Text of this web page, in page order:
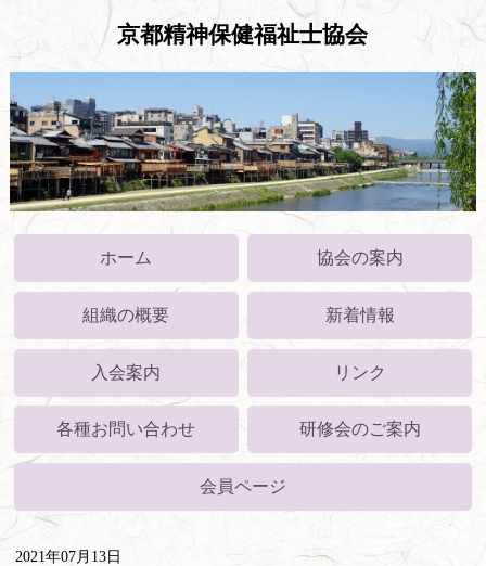
京都精神保健福祉士協会
ホーム 協会の案内
組織の概要 新着情報
入会案内 リンク
各種お問い合わせ 研修会のご案内
会員ページ
2021年07月13日